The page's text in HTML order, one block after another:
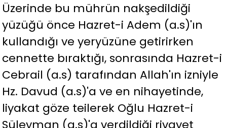
Üzerinde bu mührün nakşedildiği
yüzüğü önce Hazret-i Adem (a.s)'ın
kullandığı ve yeryüzüne getirirken
cennette bıraktığı, sonrasında Hazret-i
Cebrail (a.s) tarafından Allah'ın izniyle
Hz. Davud (a.s)'a ve en nihayetinde,
liyakat göze teilerek Oğlu Hazret-i